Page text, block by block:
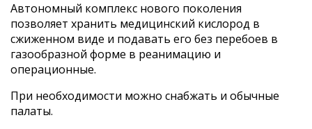
Автономный комплекс нового поколения
позволяет хранить медицинский кислород в
сжиженном виде и подавать его без перебоев в
газообразной форме в реанимацию и
операционные.
При необходимости можно снабжать и обычные
палаты.